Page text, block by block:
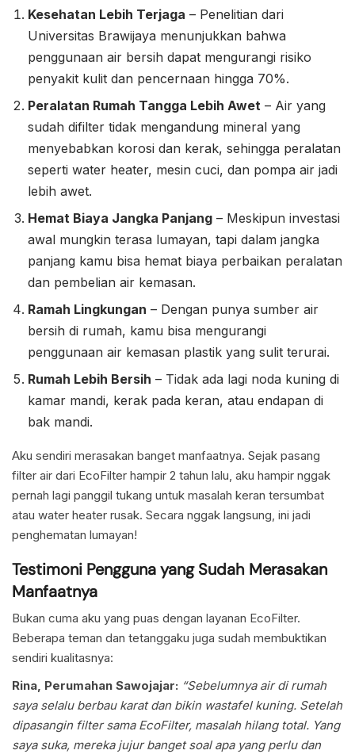
Kesehatan Lebih Terjaga – Penelitian dari
Universitas Brawijaya menunjukkan bahwa
penggunaan air bersih dapat mengurangi risiko
penyakit kulit dan pencernaan hingga 70%.
Peralatan Rumah Tangga Lebih Awet – Air yang
sudah difilter tidak mengandung mineral yang
menyebabkan korosi dan kerak, sehingga peralatan
seperti water heater, mesin cuci, dan pompa air jadi
lebih awet.
Hemat Biaya Jangka Panjang – Meskipun investasi
awal mungkin terasa lumayan, tapi dalam jangka
panjang kamu bisa hemat biaya perbaikan peralatan
dan pembelian air kemasan.
Ramah Lingkungan – Dengan punya sumber air
bersih di rumah, kamu bisa mengurangi
penggunaan air kemasan plastik yang sulit terurai.
Rumah Lebih Bersih – Tidak ada lagi noda kuning di
kamar mandi, kerak pada keran, atau endapan di
bak mandi.
Aku sendiri merasakan banget manfaatnya. Sejak pasang
filter air dari EcoFilter hampir 2 tahun lalu, aku hampir nggak
pernah lagi panggil tukang untuk masalah keran tersumbat
atau water heater rusak. Secara nggak langsung, ini jadi
penghematan lumayan!
Testimoni Pengguna yang Sudah Merasakan
Manfaatnya
Bukan cuma aku yang puas dengan layanan EcoFilter.
Beberapa teman dan tetanggaku juga sudah membuktikan
sendiri kualitasnya:
Rina, Perumahan Sawojajar: “Sebelumnya air di rumah
saya selalu berbau karat dan bikin wastafel kuning. Setelah
dipasangin filter sama EcoFilter, masalah hilang total. Yang
saya suka, mereka jujur banget soal apa yang perlu dan